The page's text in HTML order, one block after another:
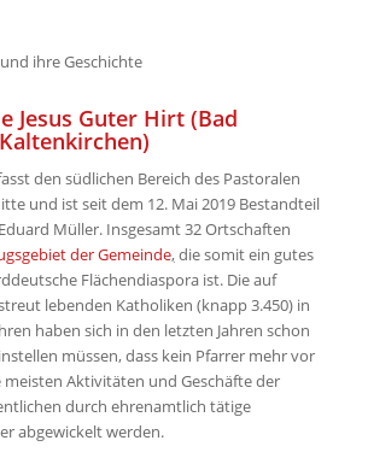
ihre Geschichte
Jesus Guter Hirt (Bad
den südlichen Bereich des Pastoralen
und ist seit dem 12. Mai 2019 Bestandteil
Müller. Insgesamt 32 Ortschaften
der Gemeinde,die somit ein gutes
Flächendiaspora ist. Die auf
lebenden Katholiken (knapp 3.450) in
haben sich in den letzten Jahren schon
müssen, dass kein Pfarrer mehr vor
Aktivitäten und Geschäfte der
durch ehrenamtlich tätige
abgewickelt werden.